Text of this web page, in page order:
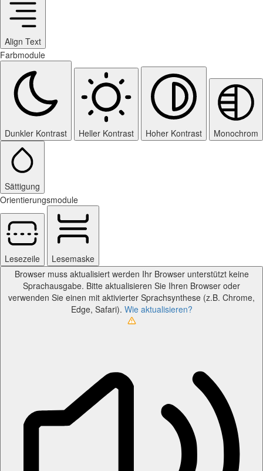
Align Text
Farbmodule
Dunkler Kontrast Heller Kontrast Hoher Kontrast Monochrom
Sättigung
Orientierungsmodule
Lesezeile
Lesemaske
Browser muss aktualisiert werden Ihr Browser unterstützt keine
Sprachausgabe. Bitte aktualisieren Sie Ihren Browser oder
verwenden Sie einen mit aktivierter Sprachsynthese (z.B. Chrome,
Edge, Safari). Wie aktualisieren?